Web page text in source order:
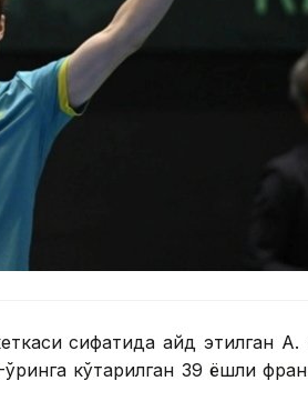
сифатида қайд этилган А.
кўтарилган 39 ёшли